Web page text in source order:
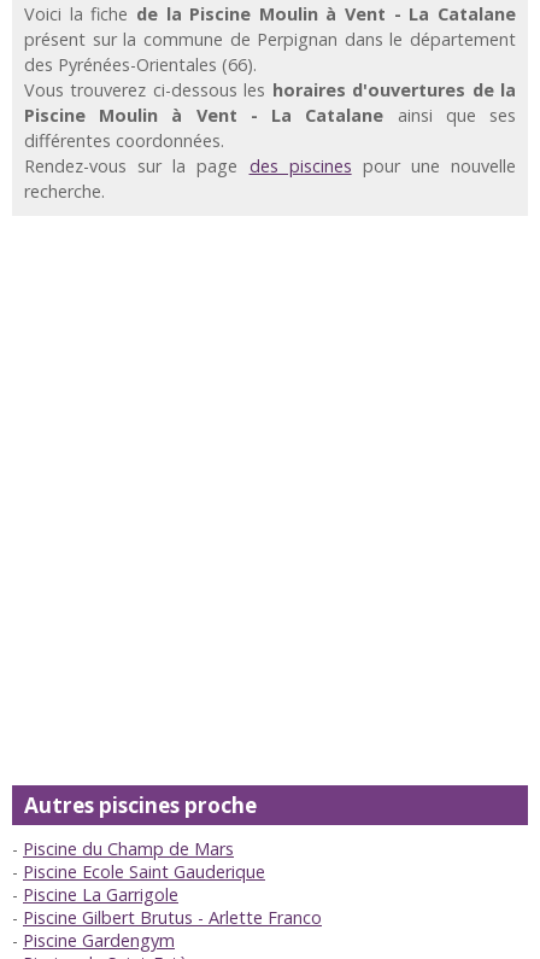
Voici la fiche de la Piscine Moulin à Vent - La Catalane
présent sur la commune de Perpignan dans le département
des Pyrénées-Orientales (66).
Vous trouverez ci-dessous les horaires d'ouvertures de la
Piscine Moulin à Vent - La Catalane ainsi que ses
différentes coordonnées.
Rendez-vous sur la page des piscines pour une nouvelle
recherche.
Autres piscines proche
Piscine du Champ de Mars
Piscine Ecole Saint Gauderique
Piscine La Garrigole
Piscine Gilbert Brutus - Arlette Franco
Piscine Gardengym